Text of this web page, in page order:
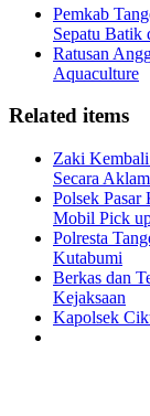
Pemkab
Sepatu
Ratusan
Aquaculture
Related items
Zaki
Secara
Polsek Pasar
Mobil Pick
Polresta
Kutabumi
Berkas dan
Kejaksaan
Kapolsek